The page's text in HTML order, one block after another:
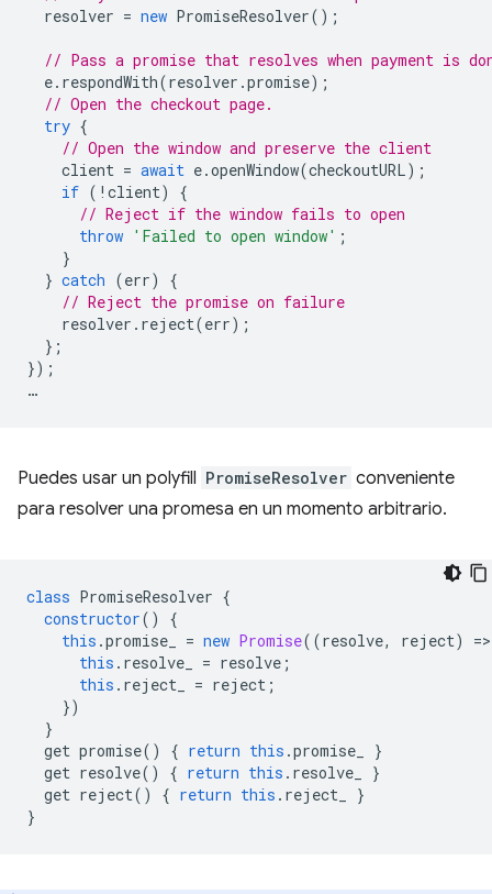
resolver = new PromiseResolver();
// Pass a promise that resolves when payment is
e. respondWith(resolver .promise);
// Open the checkout page.
try {
// Open the window and preserve the client
client = await e.openWindow(checkoutURL);
if ( ! client)
{
// Reject if the window fails to open
throw 'Failed to open window' ;
}
} catch (err)
{
// Reject the promise on failure
resolver . reject(err);
};
});
…
Puedes usar un polyfill PromiseResolver conveniente
para resolver una promesa en un momento arbitrario.
class PromiseResolver {
constructor()
{
this .promise_ = new Promise((resolve, reject) =>
this . resolve_ = resolve ;
this . reject_ = reject ;
})
}
get promise() { return this .promise_
}
get resolve() { return this . resolve_
}
get reject() { return this . reject_
}
}